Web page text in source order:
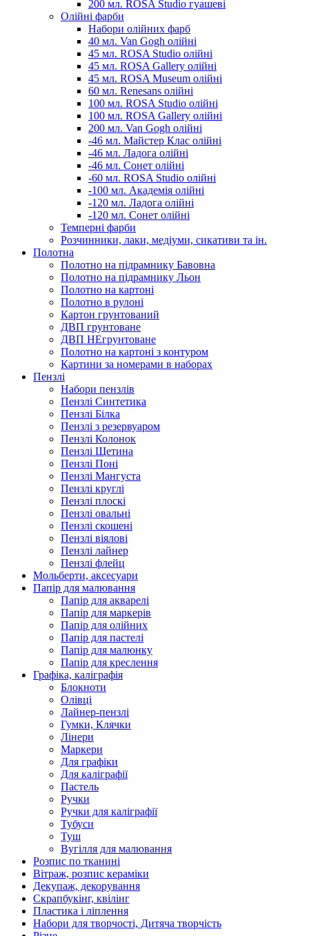
200 мл. ROSA Studio гуашеві
Олійні фарби
Набори олійних фарб
40 мл. Van Gogh олійні
45 мл. ROSA Studio олійні
45 мл. ROSA Gallery олійні
45 мл. ROSA Museum олійні
60 мл. Renesans олійні
100 мл. ROSA Studio олійні
100 мл. ROSA Gallery олійні
200 мл. Van Gogh олійні
-46 мл. Майстер Клас олійні
-46 мл. Ладога олійні
-46 мл. Сонет олійні
-60 мл. ROSA Studio олійні
-100 мл. Академія олійні
-120 мл. Ладога олійні
-120 мл. Сонет олійні
Темперні фарби
Розчинники, лаки, медіуми, сикативи та ін.
Полотна
Полотно на підрамнику Бавовна
Полотно на підрамнику Льон
Полотно на картоні
Полотно в рулоні
Картон грунтований
ДВП грунтоване
ДВП НЕгрунтоване
Полотно на картоні з контуром
Картини за номерами в наборах
Пензлі
Набори пензлів
Пензлі Синтетика
Пензлі Білка
Пензлі з резервуаром
Пензлі Колонок
Пензлі Щетина
Пензлі Поні
Пензлі Мангуста
Пензлі круглі
Пензлі плоскі
Пензлі овальні
Пензлі скошені
Пензлі віялові
Пензлі лайнер
Пензлі флейц
Мольберти, аксесуари
Папір для малювання
Папір для акварелі
Папір для маркерів
Папір для олійних
Папір для пастелі
Папір для малюнку
Папір для креслення
Графіка, каліграфія
Блокноти
Олівці
Лайнер-пензлі
Гумки, Клячки
Лінери
Маркери
Для графіки
Для каліграфії
Пастель
Ручки
Ручки для каліграфії
Тубуси
Туш
Вугілля для малювання
Розпис по тканині
Вітраж, розпис кераміки
Декупаж, декорування
Скрапбукінг, квілінг
Пластика і ліплення
Набори для творчості, Дитяча творчість